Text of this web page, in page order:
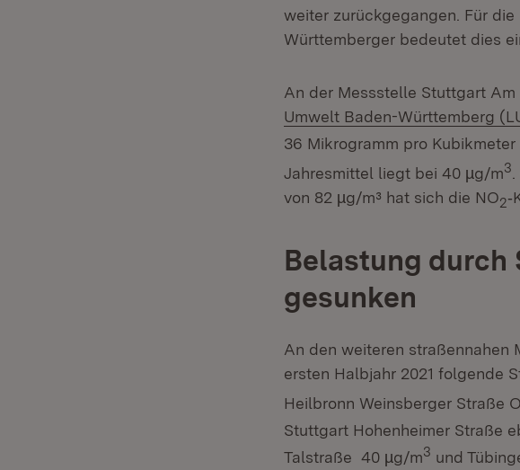
weiter zurückgegangen. Für
Württemberger bedeutet dies
An der Messstelle Stuttgart
Umwelt Baden-Württemberg
36 Mikrogramm pro
Jahresmittel liegt bei 40 µg/m3
von 82 µg/m³ hat sich die NO2
Belastung
gesunken
An den weiteren straßennahen
ersten Halbjahr 2021 folgende
Heilbronn Weinsberger Straße
Stuttgart Hohenheimer Straße
Talstraße 40 µg/m3 und